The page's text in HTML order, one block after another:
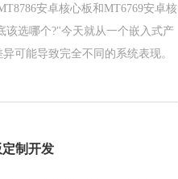
安卓核心板和MT6769安卓核
该选哪个?"今天就从一个嵌入式产
可能导致完全不同的系统表现。
制开发